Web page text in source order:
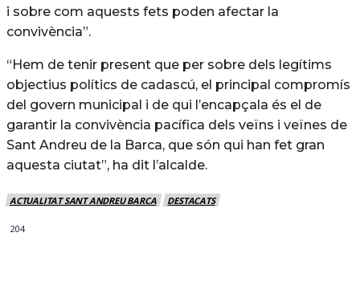
i sobre com aquests fets poden afectar la
convivència”.
“Hem de tenir present que per sobre dels legítims
objectius polítics de cadascú, el principal compromís
del govern municipal i de qui l’encapçala és el de
garantir la convivència pacífica dels veïns i veïnes de
Sant Andreu de la Barca, que són qui han fet gran
aquesta ciutat”, ha dit l’alcalde.
ACTUALITAT SANT ANDREU BARCA DESTACATS
204